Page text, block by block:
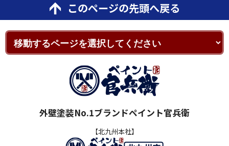
このページの先頭へ戻る
外壁塗装No.1ブランドペイント官兵衛
【北九州本社】